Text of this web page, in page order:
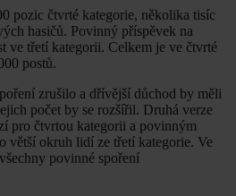
pozic čtvrté kategorie, několika tisíc
hasičů. Povinný příspěvek na
ve třetí kategorii. Celkem je ve čtvrté
postů.
zrušilo a dřívější důchod by měli
počet by se rozšířil. Druhá verze
pro čtvrtou kategorii a povinným
větší okruh lidí ze třetí kategorie. Ve
povinné spoření